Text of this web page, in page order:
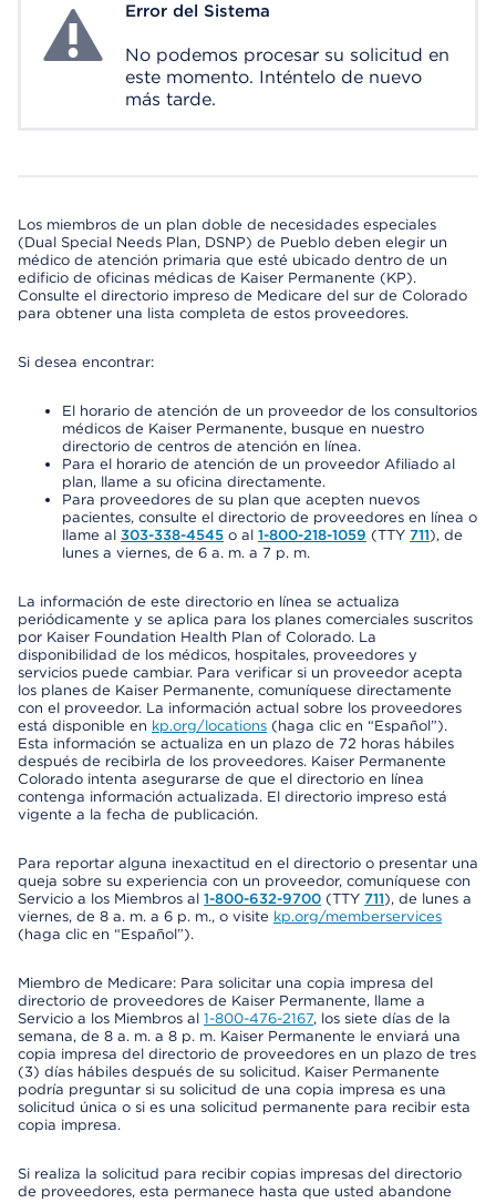
System ErrorError del Sistema
No podemos procesar su solicitud en
este momento. Inténtelo de nuevo
más tarde.
Los miembros de un plan doble de necesidades especiales
(Dual Special Needs Plan, DSNP) de Pueblo deben elegir un
médico de atención primaria que esté ubicado dentro de un
edificio de oficinas médicas de Kaiser Permanente (KP).
Consulte el directorio impreso de Medicare del sur de Colorado
para obtener una lista completa de estos proveedores.
Si desea encontrar:
El horario de atención de un proveedor de los consultorios
médicos de Kaiser Permanente, busque en nuestro
directorio de centros de atención en línea.
Para el horario de atención de un proveedor Afiliado al
plan, llame a su oficina directamente.
Para proveedores de su plan que acepten nuevos
pacientes, consulte el directorio de proveedores en línea o
llame al 303-338-4545 o al 1-800-218-1059 (TTY 711), de
lunes a viernes, de 6 a. m. a 7 p. m.
La información de este directorio en línea se actualiza
periódicamente y se aplica para los planes comerciales suscritos
por Kaiser Foundation Health Plan of Colorado. La
disponibilidad de los médicos, hospitales, proveedores y
servicios puede cambiar. Para verificar si un proveedor acepta
los planes de Kaiser Permanente, comuníquese directamente
con el proveedor. La información actual sobre los proveedores
está disponible en kp.org/locations (haga clic en “Español”).
Esta información se actualiza en un plazo de 72 horas hábiles
después de recibirla de los proveedores. Kaiser Permanente
Colorado intenta asegurarse de que el directorio en línea
contenga información actualizada. El directorio impreso está
vigente a la fecha de publicación.
Para reportar alguna inexactitud en el directorio o presentar una
queja sobre su experiencia con un proveedor, comuníquese con
Servicio a los Miembros al 1-800-632-9700 (TTY 711), de lunes a
viernes, de 8 a. m. a 6 p. m., o visite kp.org/memberservices
(haga clic en “Español”).
Miembro de Medicare: Para solicitar una copia impresa del
directorio de proveedores de Kaiser Permanente, llame a
Servicio a los Miembros al 1-800-476-2167, los siete días de la
semana, de 8 a. m. a 8 p. m. Kaiser Permanente le enviará una
copia impresa del directorio de proveedores en un plazo de tres
(3) días hábiles después de su solicitud. Kaiser Permanente
podría preguntar si su solicitud de una copia impresa es una
solicitud única o si es una solicitud permanente para recibir esta
copia impresa.
Si realiza la solicitud para recibir copias impresas del directorio
de proveedores, esta permanece hasta que usted abandone